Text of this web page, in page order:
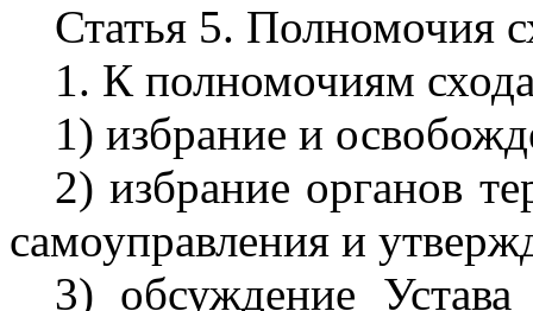
Статья 5. Полномочия
1. К полномочиям
1) избрание и
2) избрание органов
самоуправления и
3) обсуждение Устава